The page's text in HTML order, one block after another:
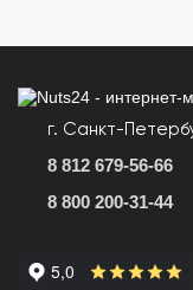
г. Санкт-
8 812 679-56-66
8 800 200-31-44